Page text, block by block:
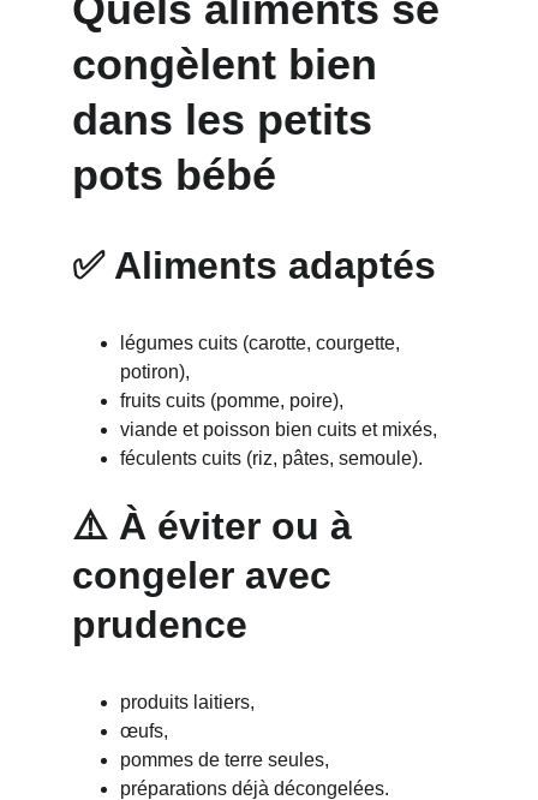
congèlent bien
dans les petits
pots bébé
✅ Aliments adaptés
légumes cuits (carotte, courgette,
potiron),
fruits cuits (pomme, poire),
viande et poisson bien cuits et mixés,
féculents cuits (riz, pâtes, semoule).
⚠️ À éviter ou à
congeler avec
prudence
produits laitiers,
œufs,
pommes de terre seules,
préparations déjà décongelées.